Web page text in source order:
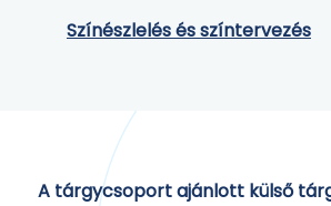
Színészlelés és színtervezés
A tárgycsoport ajánlott külső